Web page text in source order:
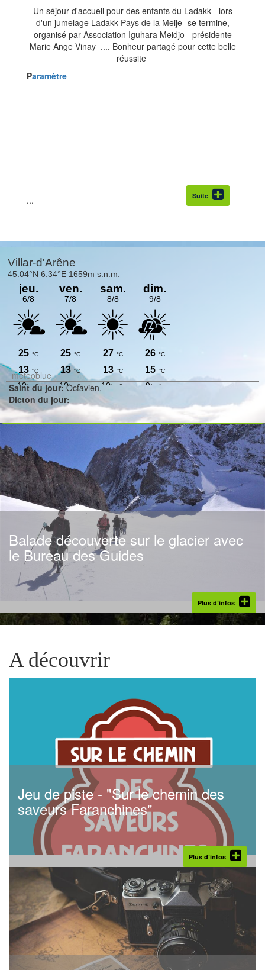
Un séjour d'accueil pour des enfants du Ladakk - lors
d'un jumelage Ladakk-Pays de la Meije -se termine,
organisé par Association Iguhara Meidjo - présidente
Marie Ange Vinay .... Bonheur partagé pour cette belle
réussite
Paramètre
... Suite
meteoblue
Saint du jour:Octavien,
Dicton du jour:
Idée journée
Idée journée 1
Initiation Escalade à Arsine
Encadrement par un guide
►Salade aux tourtons!
Balade découverte sur le glacier avec
le Bureau des Guides
Plus d’infos
A découvrir
Jeu de piste - "Sur le chemin des
saveurs Faranchines"
Plus d’infos